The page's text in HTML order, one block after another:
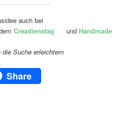
auch bei
Creadienstagund Handmade
Suche erleichtern
Share